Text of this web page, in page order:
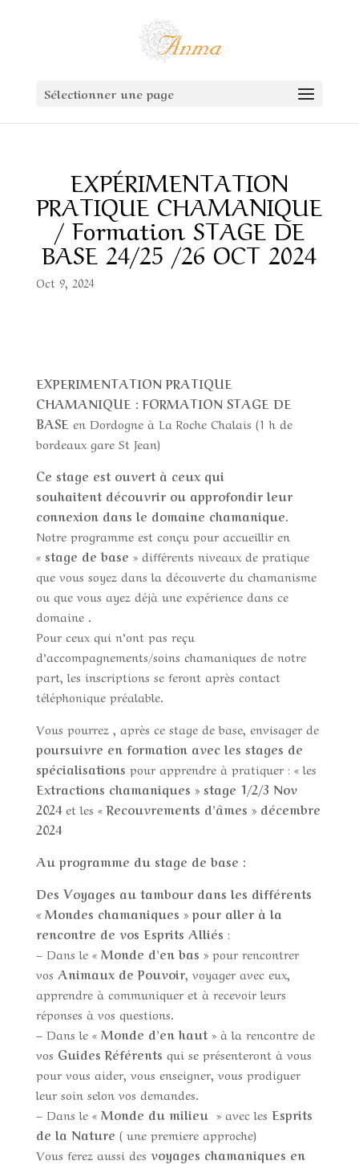
Sélectionner une page
EXPÉRIMENTATION
PRATIQUE CHAMANIQUE
/ Formation STAGE DE
BASE 24/25 /26 OCT 2024
Oct 9, 2024
EXPERIMENTATION PRATIQUE
CHAMANIQUE : FORMATION STAGE DE
BASE en Dordogne à La Roche Chalais (1 h de
bordeaux gare St Jean)
Ce stage est ouvert à ceux qui
souhaitent découvrir ou approfondir leur
connexion dans le domaine chamanique.
Notre programme est conçu pour accueillir en
« stage de base » différents niveaux de pratique
que vous soyez dans la découverte du chamanisme
ou que vous ayez déjà une expérience dans ce
domaine .
Pour ceux qui n’ont pas reçu
d’accompagnements/soins chamaniques de notre
part, les inscriptions se feront après contact
téléphonique préalable.
Vous pourrez , après ce stage de base, envisager de
poursuivre en formation avec les stages de
spécialisations pour apprendre à pratiquer : « les
Extractions chamaniques » stage 1/2/3 Nov
2024et les «Recouvrements d’âmes » décembre
2024
Au programme du stage de base :
Des Voyages au tambour dans les différents
« Mondes chamaniques » pour aller à la
rencontre de vos Esprits Alliés :
– Dans le « Monde d’en bas »pour rencontrer
vos Animaux de Pouvoir, voyager avec eux,
apprendre à communiquer et à recevoir leurs
réponses à vos questions.
– Dans le « Monde d’en haut» à la rencontre de
vos Guides Référents qui se présenteront à vous
pour vous aider, vous enseigner, vous prodiguer
leur soin selon vos demandes.
– Dans le « Monde du milieu» avec les Esprits
de la Nature ( une premiere approche)
Vous ferez aussi des voyages chamaniques en